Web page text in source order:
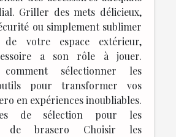
Griller des mets délicieux,
ou simplement sublimer
de votre espace extérieur,
a son rôle à jouer.
comment sélectionner les
pour transformer vos
en expériences inoubliables.
de sélection pour les
de brasero Choisir les